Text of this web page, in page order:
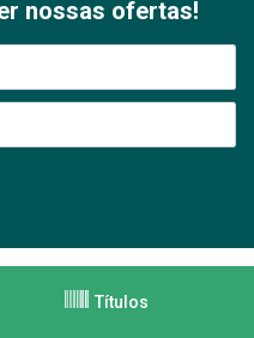
nossas ofertas!
Títulos